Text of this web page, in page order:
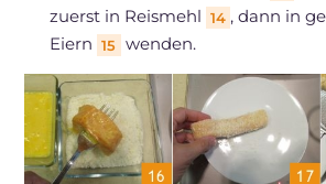
zuerst in Reismehl 14 , dann in
Eiern 15 wenden.